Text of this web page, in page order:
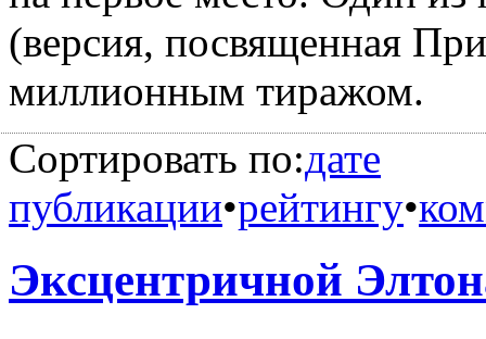
(версия, посвященная
миллионным тиражом.
Сортировать по:дате
публикации•рейтингу•
Эксцентричной